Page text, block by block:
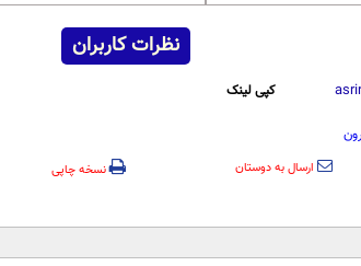
نظرات کاربران
کپی لینک
ارسال به دوستان نسخه چاپی